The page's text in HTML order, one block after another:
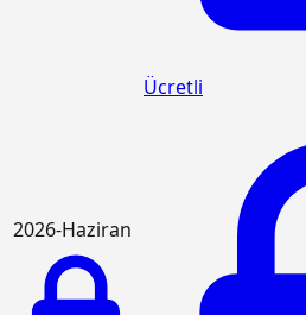
Ücretli
2026-Haziran